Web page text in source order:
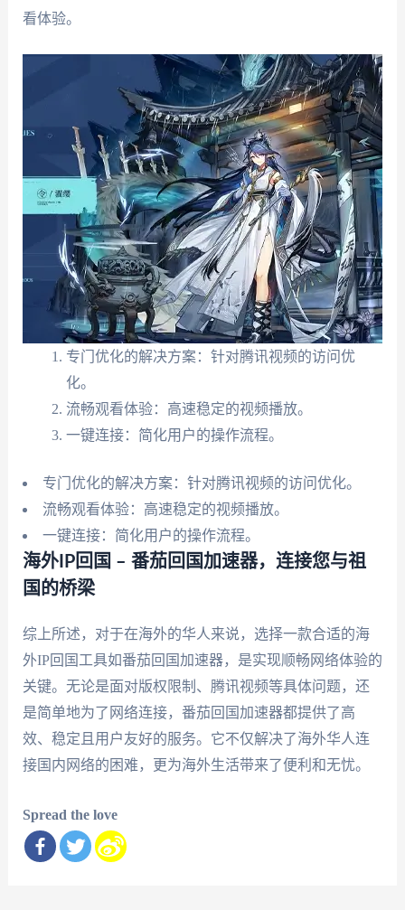
看体验。
专门优化的解决方案：针对腾讯视频的访问优
化。
流畅观看体验：高速稳定的视频播放。
一键连接：简化用户的操作流程。
专门优化的解决方案：针对腾讯视频的访问优化。
流畅观看体验：高速稳定的视频播放。
一键连接：简化用户的操作流程。
海外IP回国 – 番茄回国加速器，连接您与祖
国的桥梁
综上所述，对于在海外的华人来说，选择一款合适的海
外IP回国工具如番茄回国加速器，是实现顺畅网络体验的
关键。无论是面对版权限制、腾讯视频等具体问题，还
是简单地为了网络连接，番茄回国加速器都提供了高
效、稳定且用户友好的服务。它不仅解决了海外华人连
接国内网络的困难，更为海外生活带来了便利和无忧。
Spread the love